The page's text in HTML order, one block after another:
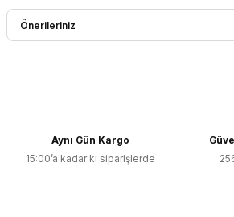
Bu ürüne ilk yorumu siz
Önerileriniz
Ürün resmi kalitesiz, bozuk veya
Aynı Gün Kargo
15:00’a kadar ki siparişlerde